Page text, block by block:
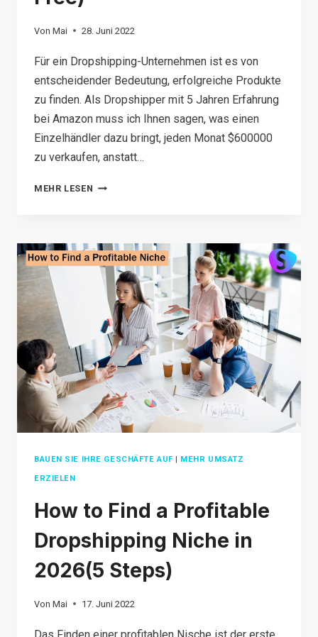
Von Mai 28. Juni 2022
Für ein Dropshipping-Unternehmen ist es von
entscheidender Bedeutung, erfolgreiche Produkte
zu finden. Als Dropshipper mit 5 Jahren Erfahrung
bei Amazon muss ich Ihnen sagen, was einen
Einzelhändler dazu bringt, jeden Monat $600000
zu verkaufen, anstatt…
MEHR LESEN HOW
WINNING
PRODUCTS
FOR
DROPSHIPPING
2026(FOR
FREE)
BAUEN SIE IHRE GESCHÄFTE AUF| MEHR UMSATZ
ERZIELEN
How to Find a Profitable
Dropshipping Niche in
2026(5 Steps)
Von Mai 17. Juni 2022
Das Finden einer profitablen Nische ist der erste